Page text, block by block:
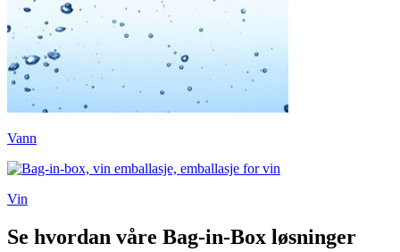
Vann
Vin
Se hvordan våre Bag-in-Box løsninger